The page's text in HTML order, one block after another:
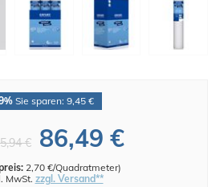
Sie sparen: 9,45 €
€ 86,49 €
2,70 €/Quadratmeter)
MwSt. zzgl. Versand**